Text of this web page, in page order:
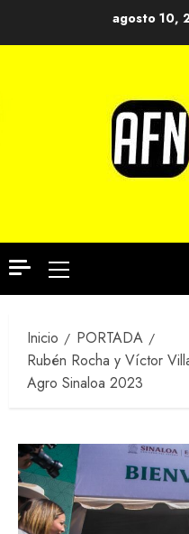
agosto 10,
Menú
principal
Inicio
PORTADA
Rubén Rocha y Víctor
Agro Sinaloa 2023